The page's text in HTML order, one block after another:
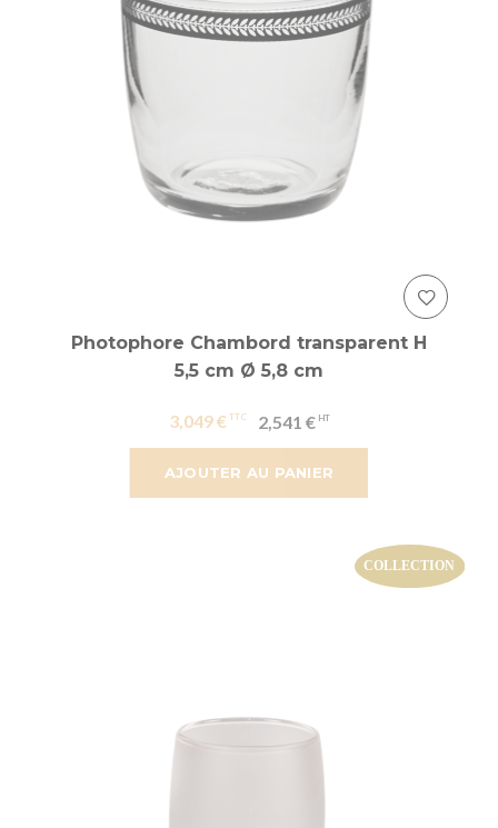
AJOUTER AU PANIER
Photophore Chambord transparent H
5,5 cm Ø 5,8 cm
3,049 € 2,541 €